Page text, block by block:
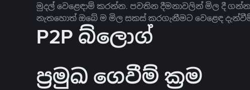
මුදල් වෙළෙඳාම් කරන්න. පවතින දීමනාවලින් මිල දී
නැතහොත් ඔබේ ම මිල සකස් කරගැනීමට වෙළෙඳ
P2P බ්ලොග්
ප්‍රමුඛ ගෙවීම් ක්‍රම